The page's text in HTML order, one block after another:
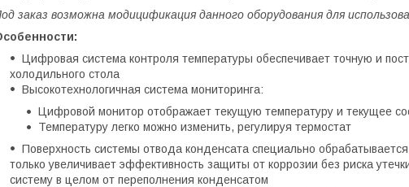
заказ возможна модицификация данного оборудования для
Цифровая система контроля температуры обеспечивает точную и
холодильного стола
Высокотехнологичная система мониторинга:
Цифровой монитор отображает текущую температуру и текущее
Температуру легко можно изменить, регулируя термостат
Поверхность системы отвода конденсата специально
только увеличивает эффективность защиты от коррозии без риска
систему в целом от переполнения конденсатом